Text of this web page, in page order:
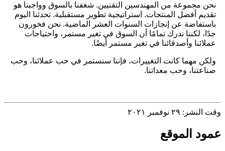
نحن مجموعة من المهندسين التقنيين. شغفنا بالسوق وواجبنا هو
تقديم أفضل المنتجات. استراتيجية تطوير مستقبلية. تحدثنا اليوم
باستفاضة عن إنجازات السنوات العشر الماضية. نحن فخورون
جدًا، لكننا ندرك تمامًا أن السوق في تغير مستمر، واحتياجات
عملائنا وأصدقائنا في تغير مستمر أيضًا.
ولكن مهما كانت التغييرات، فإننا سنستمر في حب عملائنا، وحب
صناعتنا، وحب معداتنا.
وقت النشر: ٢٩ نوفمبر ٢٠٢١
عمود الموقع